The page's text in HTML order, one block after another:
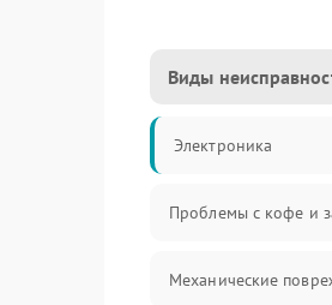
Виды
Электроника
Проблемы с кофе и
Механические